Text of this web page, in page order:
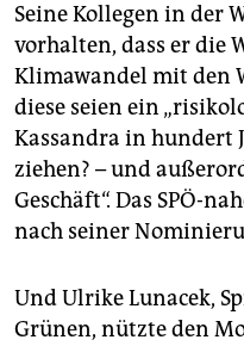
Seine Kollegen in der
vorhalten, dass er die
Klimawandel mit den
diese seien ein
Kassandra in hundert
ziehen? – und
Geschäft“. Das SPÖ-
nach seiner
Und Ulrike Lunacek,
Grünen, nützte den